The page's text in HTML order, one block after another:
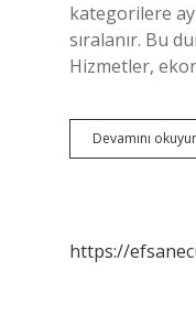
kategorilere
sıralanır. Bu
Hizmetler,
Devamını
https://